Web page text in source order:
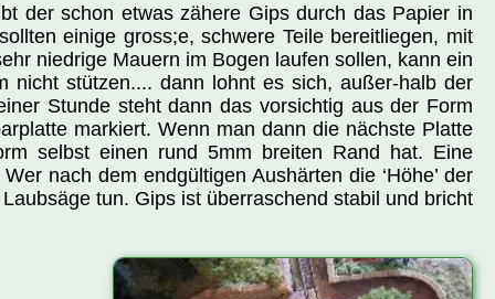
der schon etwas zähere Gips durch das Papier in
einige gross;e, schwere Teile bereitliegen, mit
niedrige Mauern im Bogen laufen sollen, kann ein
nicht stützen.... dann lohnt es sich, außer-halb der
Stunde steht dann das vorsichtig aus der Form
markiert. Wenn man dann die nächste Platte
selbst einen rund 5mm breiten Rand hat. Eine
nach dem endgültigen Aushärten die ‘Höhe’ der
tun. Gips ist überraschend stabil und bricht